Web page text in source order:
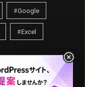
Google
Excel